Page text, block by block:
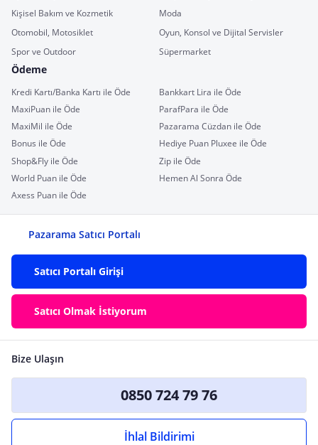
Kişisel Bakım ve Kozmetik
Moda
Otomobil, Motosiklet
Oyun, Konsol ve Dijital Servisler
Spor ve Outdoor
Süpermarket
Ödeme
Kredi Kartı/Banka Kartı ile Öde
Bankkart Lira ile Öde
MaxiPuan ile Öde
ParafPara ile Öde
MaxiMil ile Öde
Pazarama Cüzdan ile Öde
Bonus ile Öde
Hediye Puan Pluxee ile Öde
Shop&Fly ile Öde
Zip ile Öde
World Puan ile Öde
Hemen Al Sonra Öde
Axess Puan ile Öde
Pazarama Satıcı Portalı
Satıcı Portalı Girişi
Satıcı Olmak İstiyorum
Bize Ulaşın
0850 724 79 76
İhlal Bildirimi